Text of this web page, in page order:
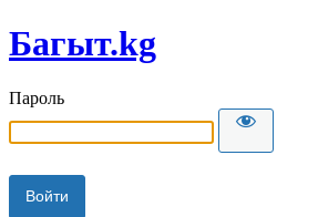
Багыт.kg
Пароль